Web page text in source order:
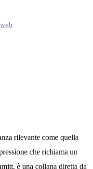
rilevante come quella
che richiama un
è una collana diretta da